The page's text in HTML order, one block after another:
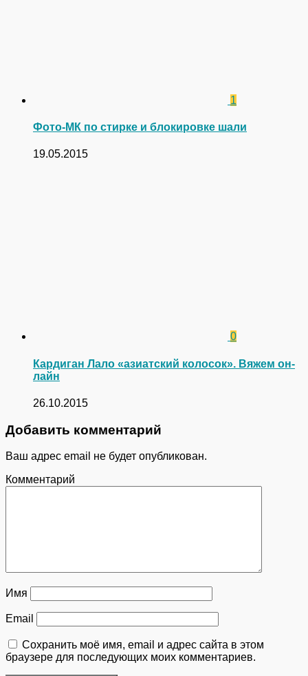
1
Фото-МК по стирке и блокировке шали
19.05.2015
0
Кардиган Лало «азиатский колосок». Вяжем он-
лайн
26.10.2015
Добавить комментарий
Ваш адрес email не будет опубликован.
Комментарий
Имя
Email
Сохранить моё имя, email и адрес сайта в этом
браузере для последующих моих комментариев.